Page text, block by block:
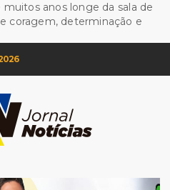
anos longe da sala de
coragem, determinação e